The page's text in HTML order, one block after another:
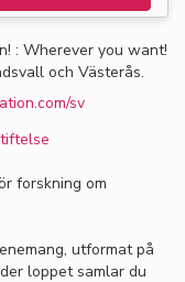
: Wherever you want!
och Västerås.
sv
forskning om
utformat på
loppet samlar du